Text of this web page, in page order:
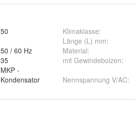
50
50 / 60 Hz
35
MKP -
Kondensator
Klimaklasse:
Länge (L) mm:
Material:
mit Gewindebolzen:
Nennspannung V/AC: